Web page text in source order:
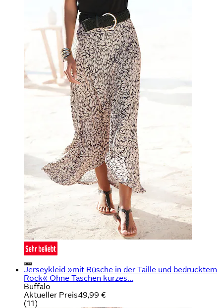
Jerseykleid »mit Rüsche in der Taille und bedrucktem
Rock« Ohne Taschen kurzes...
Buffalo
Aktueller Preis49,99 €
(11)